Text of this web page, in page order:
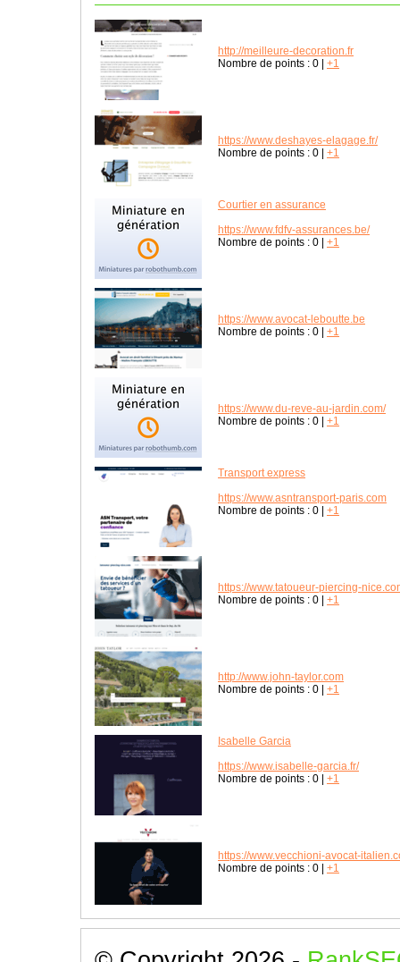
http://meilleure-decoration.fr
Nombre de points : 0 +1
https://www.deshayes-elagage.fr/
Nombre de points : 0 +1
Courtier en assurance
https://www.fdfv-assurances.be/
Nombre de points : 0 +1
https://www.avocat-leboutte.be
Nombre de points : 0 +1
https://www.du-reve-au-jardin.com/
Nombre de points : 0 +1
Transport express
https://www.asntransport-paris.com
Nombre de points : 0 +1
https://www.tatoueur-piercing-
Nombre de points : 0 +1
http://www.john-taylor.com
Nombre de points : 0 +1
Isabelle Garcia
https://www.isabelle-garcia.fr/
Nombre de points : 0 +1
https://www.vecchioni-avocat-
Nombre de points : 0 +1